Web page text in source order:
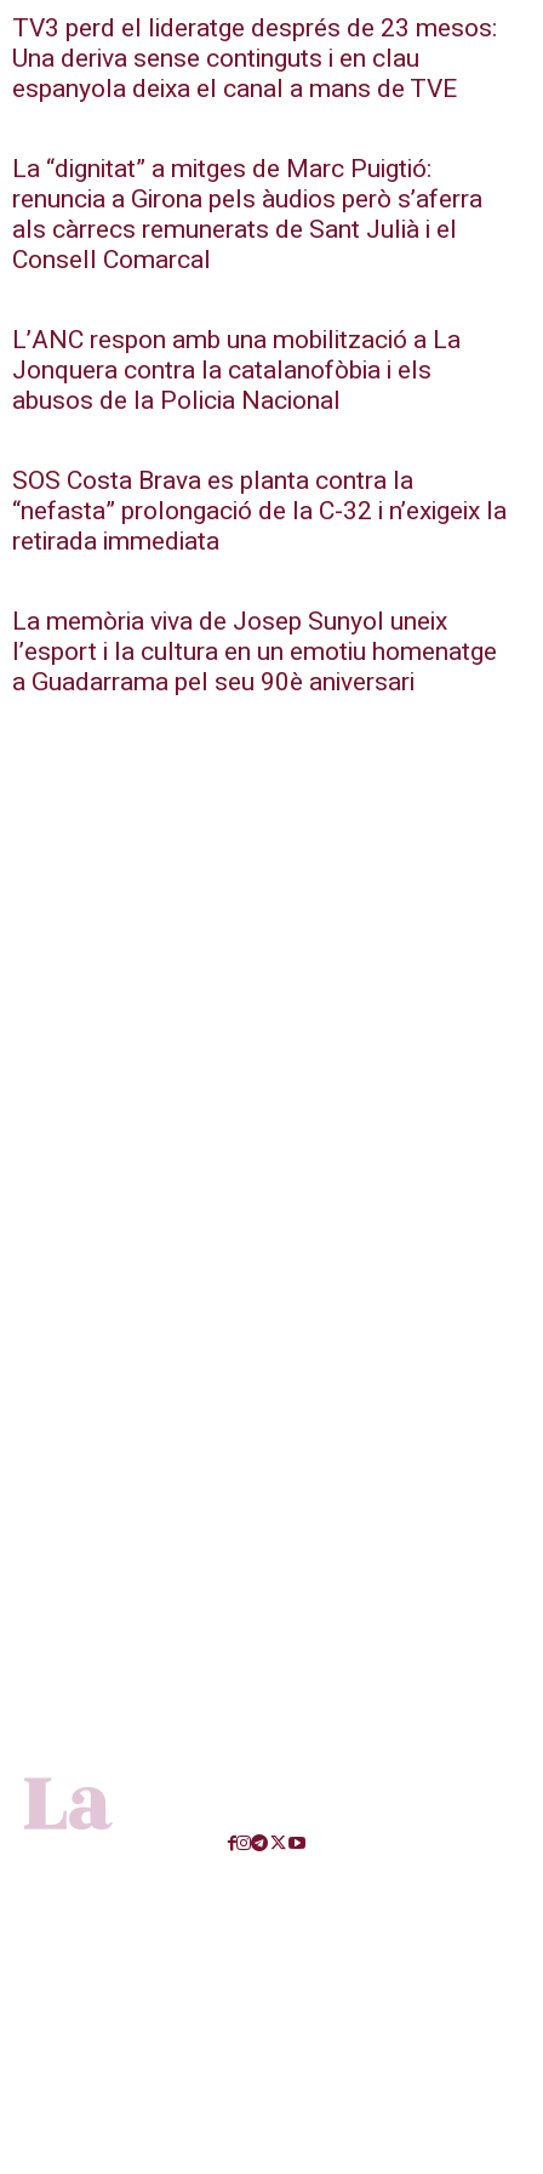
TV3 perd el lideratge després de 23 mesos:
Una deriva sense continguts i en clau
espanyola deixa el canal a mans de TVE
La “dignitat” a mitges de Marc Puigtió:
renuncia a Girona pels àudios però s’aferra
als càrrecs remunerats de Sant Julià i el
Consell Comarcal
L’ANC respon amb una mobilització a La
Jonquera contra la catalanofòbia i els
abusos de la Policia Nacional
SOS Costa Brava es planta contra la
“nefasta” prolongació de la C-32 i n’exigeix la
retirada immediata
La memòria viva de Josep Sunyol uneix
l’esport i la cultura en un emotiu homenatge
a Guadarrama pel seu 90è aniversari